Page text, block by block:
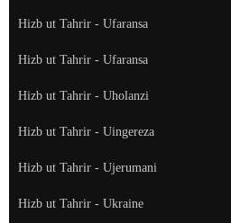
Hizb ut Tahrir - Ufaransa
Hizb ut Tahrir - Ufaransa
Hizb ut Tahrir - Uholanzi
Hizb ut Tahrir - Uingereza
Hizb ut Tahrir - Ujerumani
Hizb ut Tahrir - Ukraine